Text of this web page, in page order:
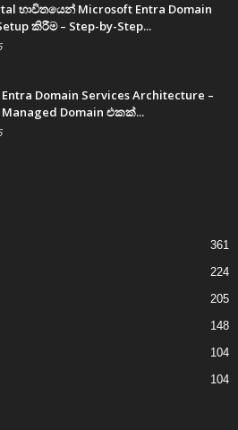
භාවිතයෙන් Microsoft Entra Domain
කිරීම – Step-by-Step...
Domain Services Architecture –
Domain එකක්...
361
224
205
148
104
104